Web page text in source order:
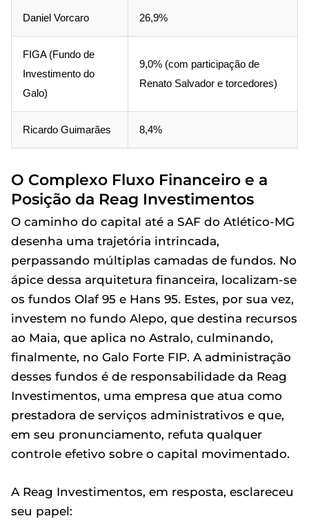
Daniel Vorcaro 26,9%
FIGA (Fundo de
Investimento do
Galo)
9,0% (com participação de
Renato Salvador e torcedores)
Ricardo Guimarães 8,4%
O Complexo Fluxo Financeiro e a
Posição da Reag Investimentos
O caminho do capital até a SAF do Atlético-MG
desenha uma trajetória intrincada,
perpassando múltiplas camadas de fundos. No
ápice dessa arquitetura financeira, localizam-se
os fundos Olaf 95 e Hans 95. Estes, por sua vez,
investem no fundo Alepo, que destina recursos
ao Maia, que aplica no Astralo, culminando,
finalmente, no Galo Forte FIP. A administração
desses fundos é de responsabilidade da Reag
Investimentos, uma empresa que atua como
prestadora de serviços administrativos e que,
em seu pronunciamento, refuta qualquer
controle efetivo sobre o capital movimentado.
A Reag Investimentos, em resposta, esclareceu
seu papel: